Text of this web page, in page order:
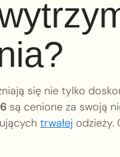
się nie tylko
są cenione za swoją
trwałej odzieży.